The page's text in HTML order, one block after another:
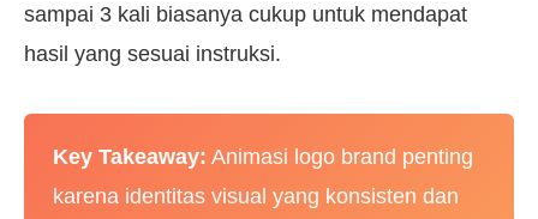
sampai 3 kali biasanya cukup untuk mendapat
hasil yang sesuai instruksi.
Key Takeaway: Animasi logo brand penting
karena identitas visual yang konsisten dan